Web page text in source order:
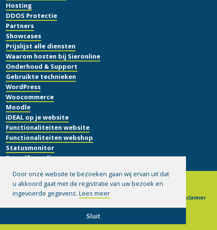
Door onze website te bezoeken gaan wij ervan uit dat
u akkoord gaat met de registratie van uw bezoek en
ingevoerde gegevens. Lees meer
Sluit
Hosting
DDOS Protectie
Partners
Showcases
Prijslijst alle diensten
Waarom hosten bij Sieronline
Onderhoud & Support
Gebruikte technieken
WordPress
Woocommerce
Moodle
iDEAL op je website
Functionaliteiten website
Functionaliteiten webshop
Statusmonitor
Bestelformulier
© 1999-2026 Sieronline B.V. | Algemene voorwaarden
Disclaimer